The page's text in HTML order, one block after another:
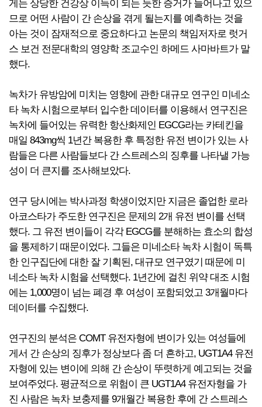
게는 상당한 건강상 이득이 되는 듯한 증거가 늘어나고 있으
므로 어떤 사람이 간 손상을 겪게 될는지를 예측하는 것을
아는 것이 잠재적으로 중요하다고 논문의 책임저자로 럿거
스 보건 전문대학의 영양학 조교수인 하메드 사마바트가 말
했다.
녹차가 유방암에 미치는 영향에 관한 대규모 연구인 미네소
타 녹차 시험으로부터 입수한 데이터를 이용해서 연구진은
녹차에 들어있는 유력한 항산화제인 EGCG라는 카테킨을
매일 843mg씩 1년간 복용한 후 특정한 유전 변이가 있는 사
람들은 다른 사람들보다 간 스트레스의 징후를 나타낼 가능
성이 더 큰지를 조사해보았다.
연구 당시에는 박사과정 학생이었지만 지금은 졸업한 로라
아코스타가 주도한 연구진은 문제의 2개 유전 변이를 선택
했다. 그 유전 변이들이 각각 EGCG를 분해하는 효소의 합성
을 통제하기 때문이었다. 그들은 미네소타 녹차 시험이 독특
한 인구집단에 대한 잘 기획된, 대규모 연구였기 때문에 미
네소타 녹차 시험을 선택했다. 1년간에 걸친 위약 대조 시험
에는 1,000명이 넘는 폐경 후 여성이 포함되었고 3개월마다
데이터를 수집했다.
연구진의 분석은 COMT 유전자형에 변이가 있는 여성들에
게서 간 손상의 징후가 정상보다 좀 더 흔하고, UGT1A4 유전
자형에 있는 변이에 의해 간 손상이 뚜렷하게 예고되는 것을
보여주었다. 평균적으로 위험이 큰 UGT1A4 유전자형을 가
진 사람은 녹차 보충제를 9개월간 복용한 후에 간 스트레스